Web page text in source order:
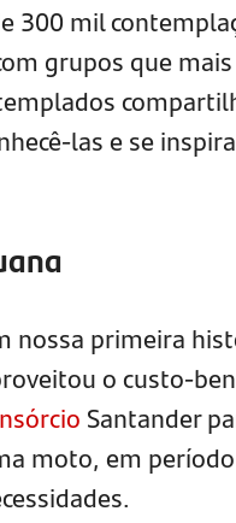
300 mil
grupos que
las e se
nossa primeira
o custo-
Santander
moto, em